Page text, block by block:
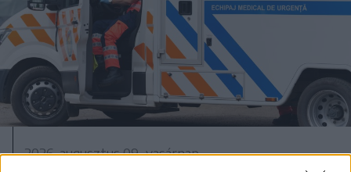
2026. augusztus 09., vasárnap